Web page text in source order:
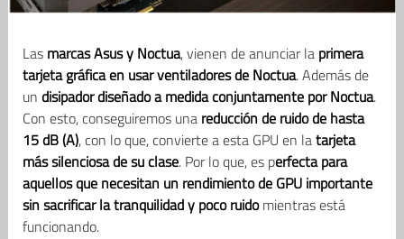
Las marcas Asus y Noctua, vienen de anunciar la primera
tarjeta gráfica en usar ventiladores de Noctua. Además de
un disipador diseñado a medida conjuntamente por Noctua.
Con esto, conseguiremos una reducción de ruido de hasta
15 dB (A), con lo que, convierte a esta GPU en latarjeta
más silenciosa de su clase. Por lo que, es perfecta para
aquellos que necesitan un rendimiento de GPU importante
sin sacrificar la tranquilidad y poco ruidomientras está
funcionando.